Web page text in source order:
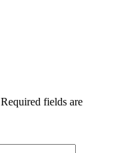
Required fields are